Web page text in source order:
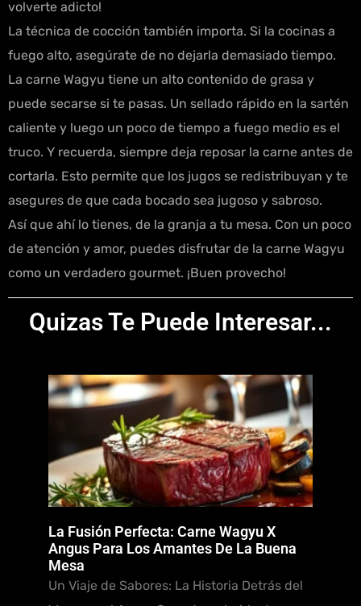
volverte adicto!
La técnica de cocción también importa. Si la cocinas a
fuego alto, asegúrate de no dejarla demasiado tiempo.
La carne Wagyu tiene un alto contenido de grasa y
puede secarse si te pasas. Un sellado rápido en la sartén
caliente y luego un poco de tiempo a fuego medio es el
truco. Y recuerda, siempre deja reposar la carne antes de
cortarla. Esto permite que los jugos se redistribuyan y te
asegures de que cada bocado sea jugoso y sabroso.
Así que ahí lo tienes, de la granja a tu mesa. Con un poco
de atención y amor, puedes disfrutar de la carne Wagyu
como un verdadero gourmet. ¡Buen provecho!
Quizas Te Puede Interesar...
La Fusión Perfecta: Carne Wagyu X
Angus Para Los Amantes De La Buena
Mesa
Un Viaje de Sabores: La Historia Detrás del